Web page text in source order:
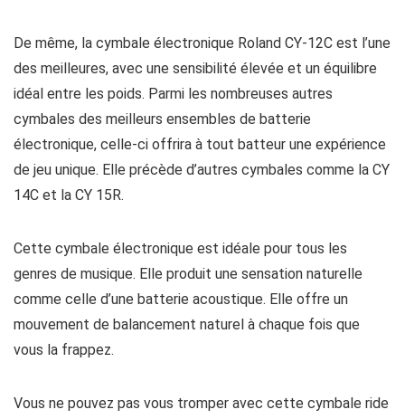
De même, la cymbale électronique Roland CY-12C est l’une
des meilleures, avec une sensibilité élevée et un équilibre
idéal entre les poids. Parmi les nombreuses autres
cymbales des meilleurs ensembles de batterie
électronique, celle-ci offrira à tout batteur une expérience
de jeu unique. Elle précède d’autres cymbales comme la CY
14C et la CY 15R.
Cette cymbale électronique est idéale pour tous les
genres de musique. Elle produit une sensation naturelle
comme celle d’une batterie acoustique. Elle offre un
mouvement de balancement naturel à chaque fois que
vous la frappez.
Vous ne pouvez pas vous tromper avec cette cymbale ride